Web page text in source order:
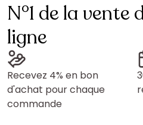
N°1 de la vente
ligne
Recevez 4% en bon
d'achat pour chaque
commande